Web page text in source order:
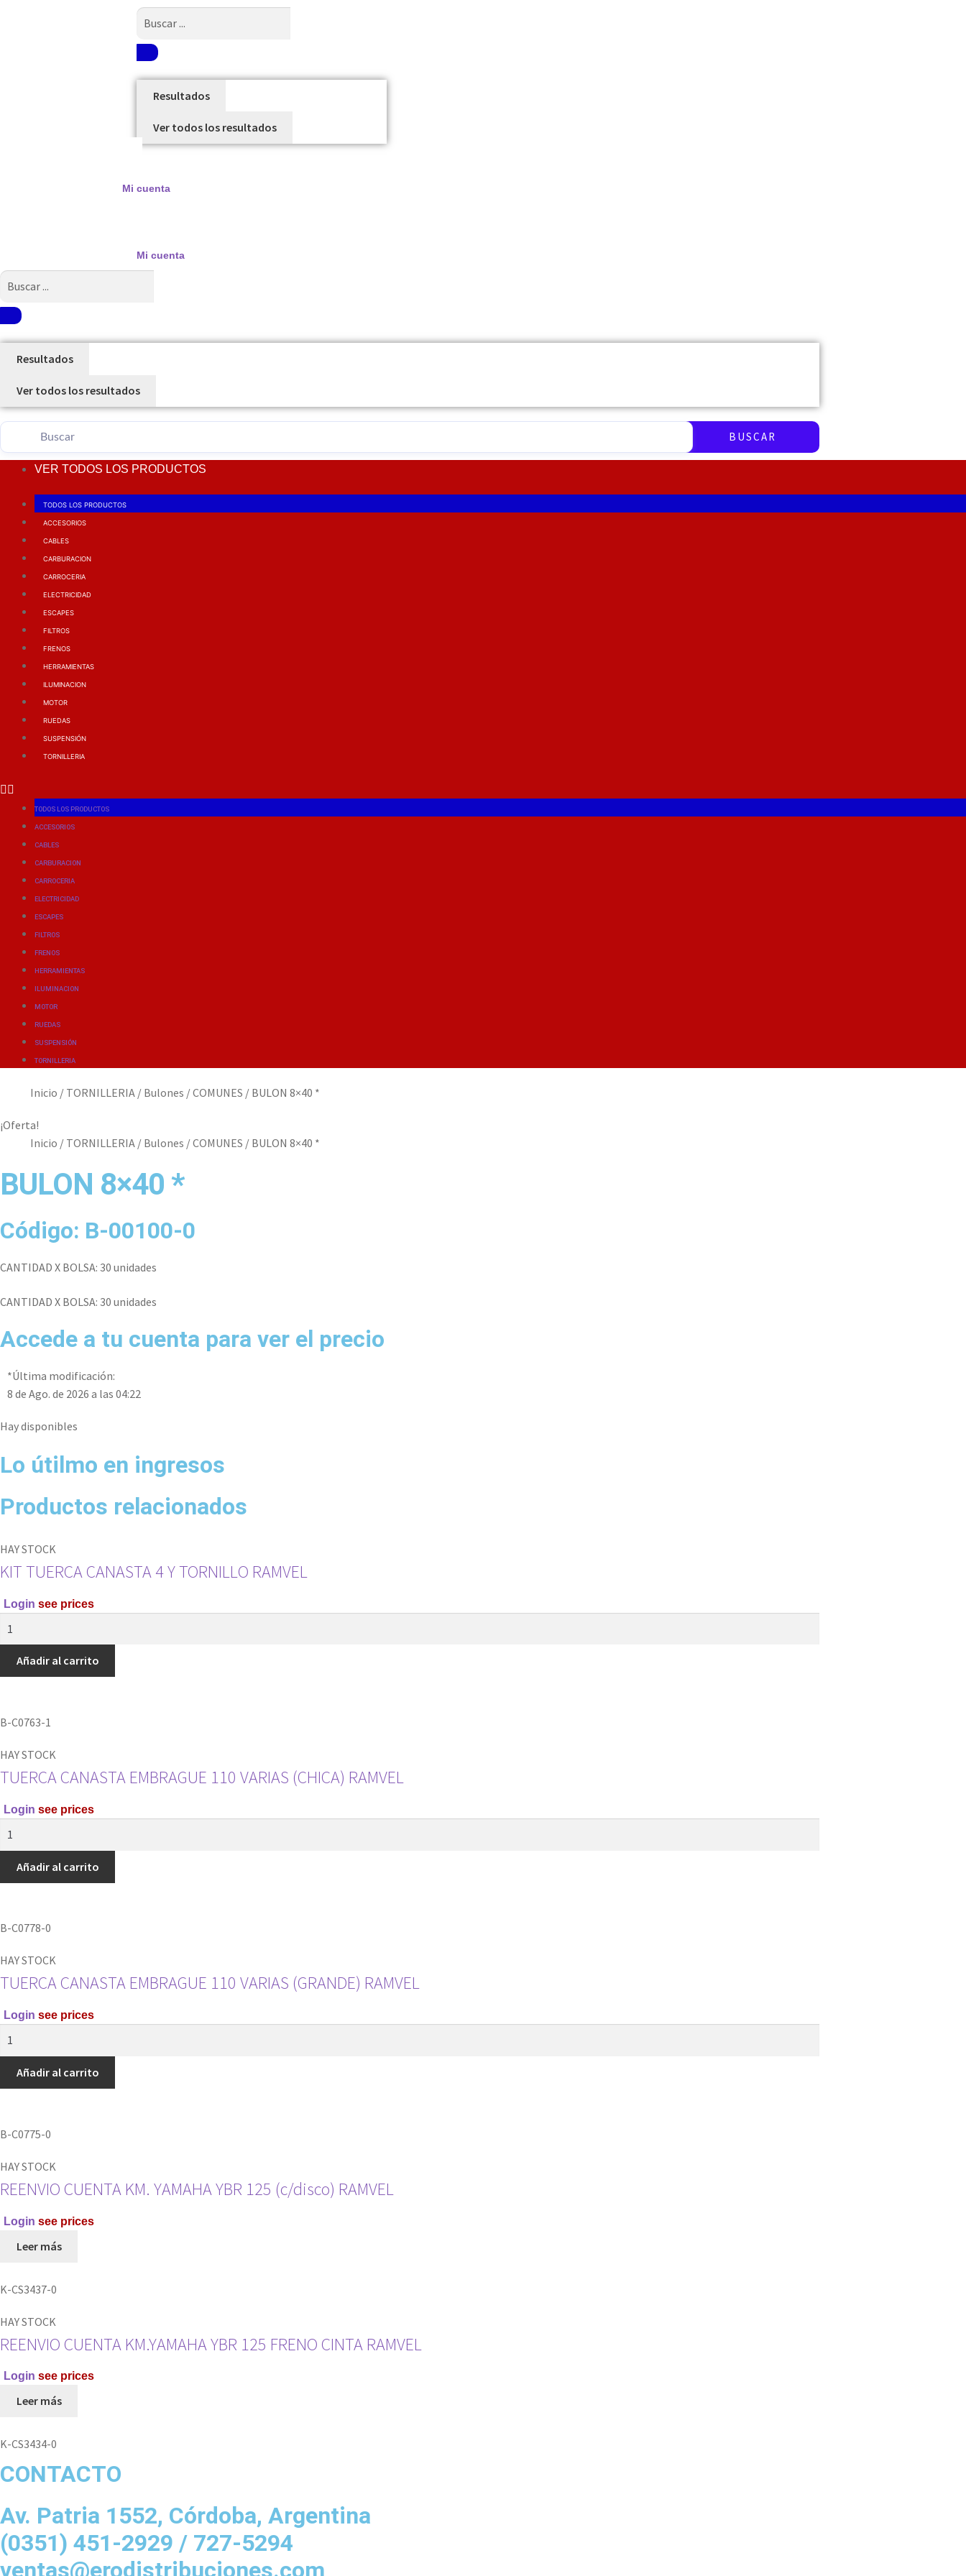
Resultados
Ver todos los resultados
Mi cuenta
Mi cuenta
Resultados
Ver todos los resultados
BUSCAR
VER TODOS LOS PRODUCTOS
TODOS LOS PRODUCTOS
ACCESORIOS
CABLES
CARBURACION
CARROCERIA
ELECTRICIDAD
ESCAPES
FILTROS
FRENOS
HERRAMIENTAS
ILUMINACION
MOTOR
RUEDAS
SUSPENSIÓN
TORNILLERIA
TODOS LOS PRODUCTOS
ACCESORIOS
CABLES
CARBURACION
CARROCERIA
ELECTRICIDAD
ESCAPES
FILTROS
FRENOS
HERRAMIENTAS
ILUMINACION
MOTOR
RUEDAS
SUSPENSIÓN
TORNILLERIA
Inicio / TORNILLERIA/ Bulones /COMUNES / BULON 8×40 *
¡Oferta!
Inicio / TORNILLERIA/ Bulones /COMUNES / BULON 8×40 *
BULON 8×40 *
Código: B-00100-0
CANTIDAD X BOLSA: 30 unidades
CANTIDAD X BOLSA: 30 unidades
Accede a tu cuenta para ver el precio
*Última modificación:
8 de Ago. de 2026 a las 04:22
Hay disponibles
Lo útilmo en ingresos
Productos relacionados
B-C0763-1
HAY STOCK
KIT TUERCA CANASTA 4 Y TORNILLO RAMVEL
Login see prices
CANASTA
4
RAMVEL
Añadir al carrito
B-C0778-0
HAY STOCK
TUERCA CANASTA EMBRAGUE 110 VARIAS (CHICA) RAMVEL
Login see prices
EMBRAGUE
110
RAMVEL
Añadir al carrito
B-C0775-0
HAY STOCK
TUERCA CANASTA EMBRAGUE 110 VARIAS (GRANDE) RAMVEL
Login see prices
EMBRAGUE
110
RAMVEL
Añadir al carrito
K-CS3437-0
HAY STOCK
REENVIO CUENTA KM. YAMAHA YBR 125 (c/disco) RAMVEL
Login see prices
Leer más
K-CS3434-0
HAY STOCK
REENVIO CUENTA KM.YAMAHA YBR 125 FRENO CINTA RAMVEL
Login see prices
Leer más
CONTACTO
Av. Patria 1552, Córdoba, Argentina
(0351) 451-2929 / 727-5294
ventas@erodistribuciones.com